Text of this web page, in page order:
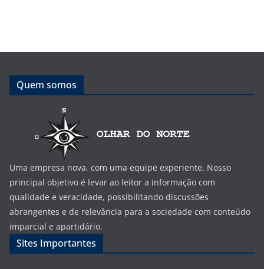
Quem somos
Uma empresa nova, com uma equipe experiente. Nosso
principal objetivo é levar ao leitor a informação com
qualidade e veracidade, possibilitando discussões
abrangentes e de relevância para a sociedade com conteúdo
imparcial e apartidário.
Sites Importantes